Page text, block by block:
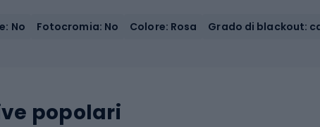
No Fotocromia: No Colore: Rosa Grado di blackout:
popolari